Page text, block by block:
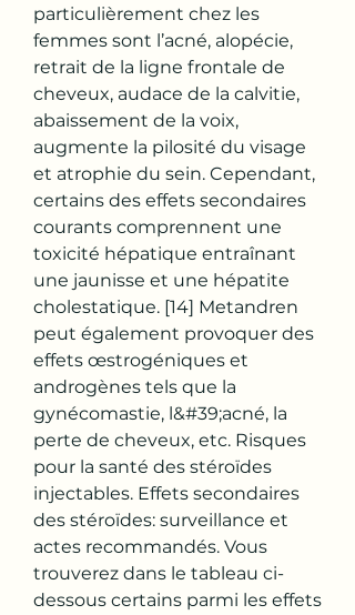
particulièrement chez les
femmes sont l’acné, alopécie,
retrait de la ligne frontale de
cheveux, audace de la calvitie,
abaissement de la voix,
augmente la pilosité du visage
et atrophie du sein. Cependant,
certains des effets secondaires
courants comprennent une
toxicité hépatique entraînant
une jaunisse et une hépatite
cholestatique. [14] Metandren
peut également provoquer des
effets œstrogéniques et
androgènes tels que la
gynécomastie, l&#39;acné, la
perte de cheveux, etc. Risques
pour la santé des stéroïdes
injectables. Effets secondaires
des stéroïdes: surveillance et
actes recommandés. Vous
trouverez dans le tableau ci-
dessous certains parmi les effets